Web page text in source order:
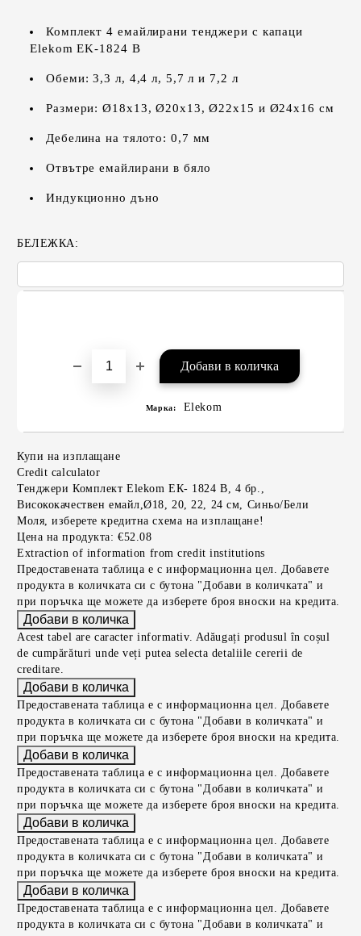
Комплект 4 емайлирани тенджери с капаци
Elekom EK-1824 B
Обеми: 3,3 л, 4,4 л, 5,7 л и 7,2 л
Размери: Ø18х13, Ø20х13, Ø22х15 и Ø24х16 см
Дебелина на тялото: 0,7 мм
Отвътре емайлирани в бяло
Индукционно дъно
БЕЛЕЖКА:
Марка: Elekom
Купи на изплащане
Credit calculator
Тенджери Комплект Elekom ЕК- 1824 В, 4 бр.,
Висококачествен емайл,Ø18, 20, 22, 24 см, Синьо/Бели
Моля, изберете кредитна схема на изплащане!
Цена на продукта: €52.08
Extraction of information from credit institutions
Предоставената таблица е с информационна цел. Добавете
продукта в количката си с бутона "Добави в количката" и
при поръчка ще можете да изберете броя вноски на кредита.
Acest tabel are caracter informativ. Adăugați produsul în coșul
de cumpărături unde veți putea selecta detaliile cererii de
creditare.
Предоставената таблица е с информационна цел. Добавете
продукта в количката си с бутона "Добави в количката" и
при поръчка ще можете да изберете броя вноски на кредита.
Предоставената таблица е с информационна цел. Добавете
продукта в количката си с бутона "Добави в количката" и
при поръчка ще можете да изберете броя вноски на кредита.
Предоставената таблица е с информационна цел. Добавете
продукта в количката си с бутона "Добави в количката" и
при поръчка ще можете да изберете броя вноски на кредита.
Предоставената таблица е с информационна цел. Добавете
продукта в количката си с бутона "Добави в количката" и